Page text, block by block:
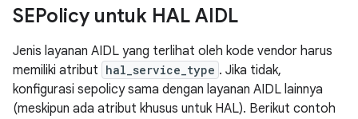
SEPolicy untuk HAL AIDL
Jenis layanan AIDL yang terlihat oleh kode vendor harus
memiliki atribut hal_service_type . Jika tidak,
konfigurasi sepolicy sama dengan layanan AIDL lainnya
(meskipun ada atribut khusus untuk HAL). Berikut contoh